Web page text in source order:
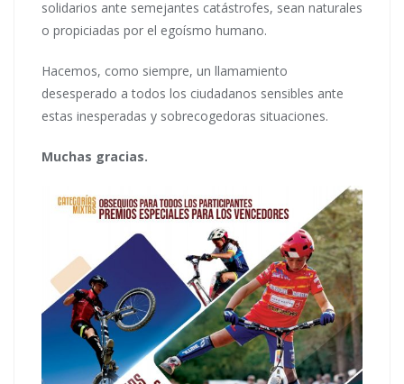
solidarios ante semejantes catástrofes, sean naturales
o propiciadas por el egoísmo humano.
Hacemos, como siempre, un llamamiento
desesperado a todos los ciudadanos sensibles ante
estas inesperadas y sobrecogedoras situaciones.
Muchas gracias.